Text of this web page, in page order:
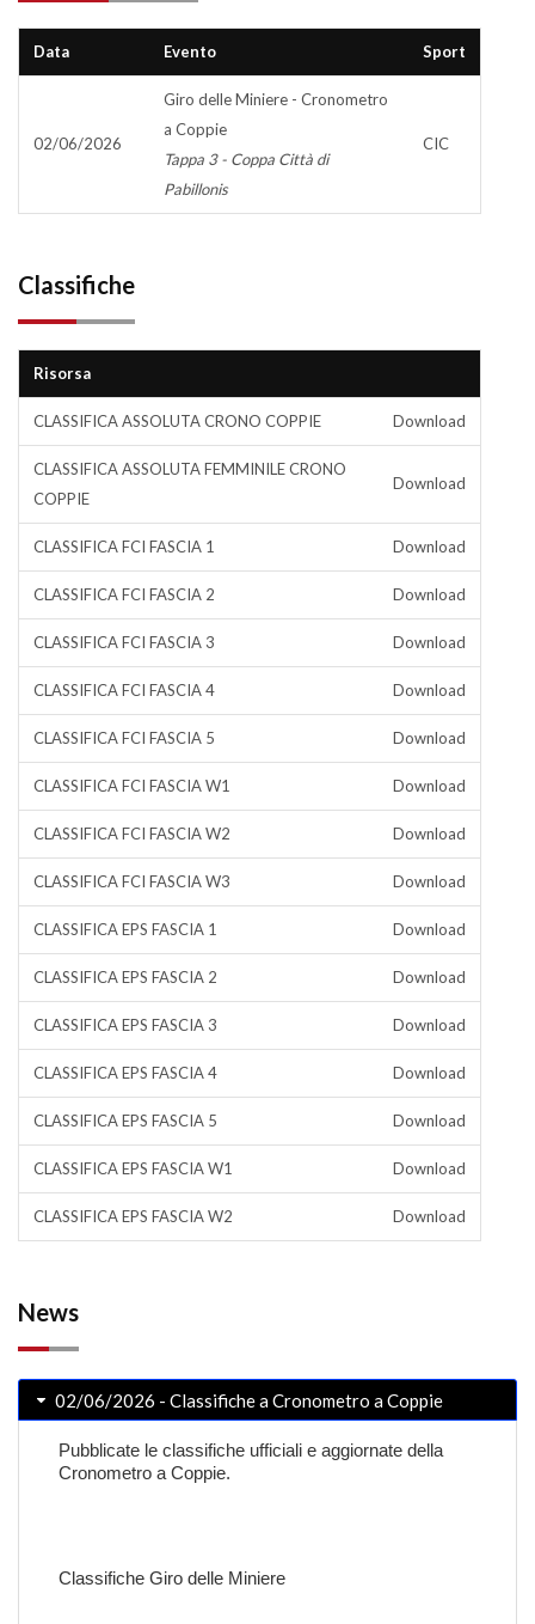
Data Evento Sport
02/06/2026
Giro delle Miniere - Cronometro
a Coppie
Tappa 3 - Coppa Città di
Pabillonis
CIC
Classifiche
Risorsa
CLASSIFICA ASSOLUTA CRONO COPPIE Download
CLASSIFICA ASSOLUTA FEMMINILE CRONO
COPPIE
Download
CLASSIFICA FCI FASCIA 1 Download
CLASSIFICA FCI FASCIA 2 Download
CLASSIFICA FCI FASCIA 3 Download
CLASSIFICA FCI FASCIA 4 Download
CLASSIFICA FCI FASCIA 5 Download
CLASSIFICA FCI FASCIA W1 Download
CLASSIFICA FCI FASCIA W2 Download
CLASSIFICA FCI FASCIA W3 Download
CLASSIFICA EPS FASCIA 1 Download
CLASSIFICA EPS FASCIA 2 Download
CLASSIFICA EPS FASCIA 3 Download
CLASSIFICA EPS FASCIA 4 Download
CLASSIFICA EPS FASCIA 5 Download
CLASSIFICA EPS FASCIA W1 Download
CLASSIFICA EPS FASCIA W2 Download
News
02/06/2026 - Classifiche a Cronometro a Coppie
Pubblicate le classifiche ufficiali e aggiornate della
Cronometro a Coppie.
Classifiche Giro delle Miniere